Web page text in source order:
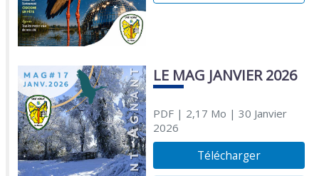
LE MAG JANVIER 2026
PDF| 2,17 Mo | 30 Janvier
2026
Télécharger